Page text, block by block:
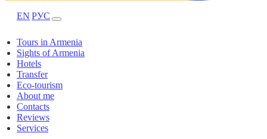
EN РУС
Tours in Armenia
Sights of Armenia
Hotels
Transfer
Eco-tourism
About me
Contacts
Reviews
Services